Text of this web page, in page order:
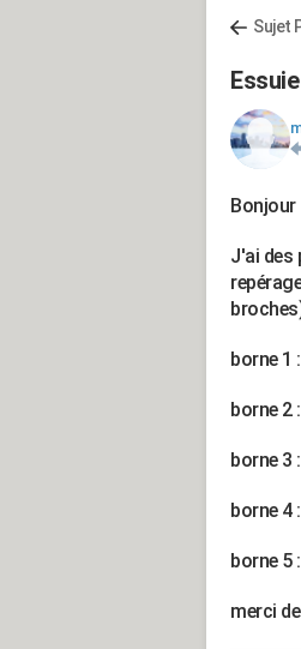
Sujet
Bonjour
J'ai des
borne 1
borne 2
borne 3
borne 4
borne 5
merci